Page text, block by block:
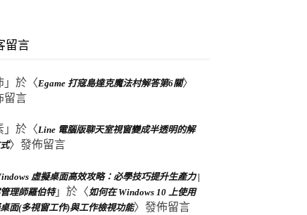
留言
」於〈Egame 打寇島達克魔法村解答第6關〉
留言
」於〈Line 電腦版聊天室視窗變成半透明的解
〉發佈留言
虛擬桌面高效攻略：必學技巧提升生產力 |
理師羅伯特」於〈 如何在 Windows 10 上使用
面(多視窗工作)與工作檢視功能〉發佈留言